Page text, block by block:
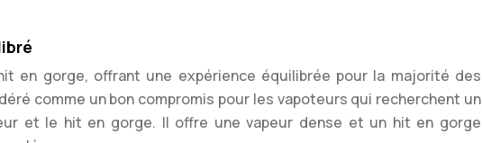
en gorge, offrant une expérience équilibrée pour la majorité des
comme un bon compromis pour les vapoteurs qui recherchent un
et le hit en gorge. Il offre une vapeur dense et un hit en gorge